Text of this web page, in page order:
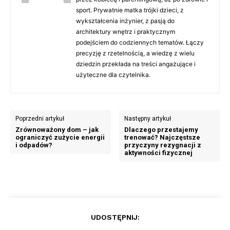
sport. Prywatnie matka trójki dzieci, z
wykształcenia inżynier, z pasją do
architektury wnętrz i praktycznym
podejściem do codziennych tematów. Łączy
precyzję z rzetelnością, a wiedzę z wielu
dziedzin przekłada na treści angażujące i
użyteczne dla czytelnika.
Poprzedni artykuł
Zrównoważony dom – jak
ograniczyć zużycie energii
i odpadów?
Następny artykuł
Dlaczego przestajemy
trenować? Najczęstsze
przyczyny rezygnacji z
aktywności fizycznej
UDOSTĘPNIJ: